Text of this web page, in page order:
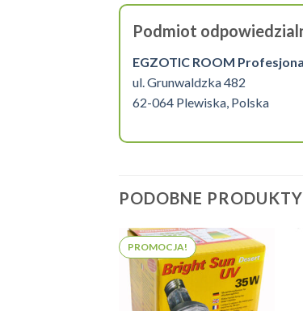
Podmiot
EGZOTIC ROOM
ul. Grunwaldzka 482
62-064 Plewiska, Polska
PODOBNE PRODUKTY
PROMOCJA!